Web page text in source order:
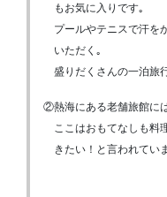
もお気に入りです｡
プールやテニスで汗を
いただく｡
盛りだくさんの一泊旅
②熱海にある老舗旅館に
ここはおもてなしも料
きたい！と言われてい